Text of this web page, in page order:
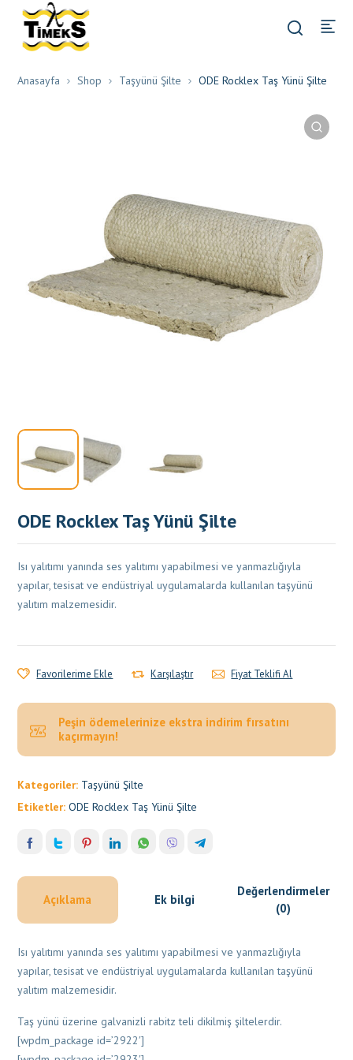
Anasayfa Shop Taşyünü Şilte ODE Rocklex Taş Yünü Şilte
ODE Rocklex Taş Yünü Şilte
Isı yalıtımı yanında ses yalıtımı yapabilmesi ve yanmazlığıyla
yapılar, tesisat ve endüstriyal uygulamalarda kullanılan taşyünü
yalıtım malzemesidir.
Favorilerime Ekle Karşılaştır Fiyat Teklifi Al
Peşin ödemelerinize ekstra indirim fırsatını
kaçırmayın!
Kategoriler: Taşyünü Şilte
Etiketler:ODE Rocklex Taş Yünü Şilte
Açıklama Ek bilgi
Değerlendirmeler
(0)
Isı yalıtımı yanında ses yalıtımı yapabilmesi ve yanmazlığıyla
yapılar, tesisat ve endüstriyal uygulamalarda kullanılan taşyünü
yalıtım malzemesidir.
Taş yünü üzerine galvanizli rabitz teli dikilmiş şiltelerdir.
[wpdm_package id=’2922′]